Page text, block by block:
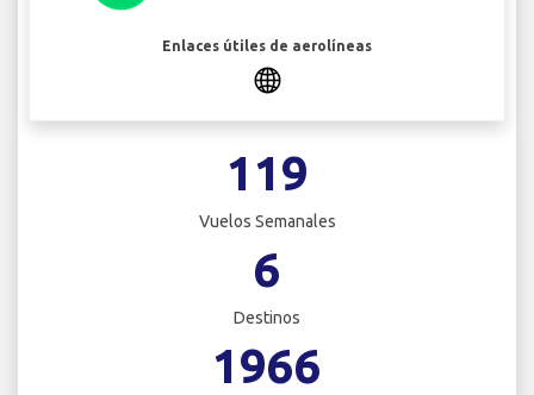
Enlaces útiles de aerolíneas
119
Vuelos Semanales
6
Destinos
1966